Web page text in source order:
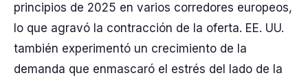
principios de 2025 en varios corredores europeos,
lo que agravó la contracción de la oferta. EE. UU.
también experimentó un crecimiento de la
demanda que enmascaró el estrés del lado de la